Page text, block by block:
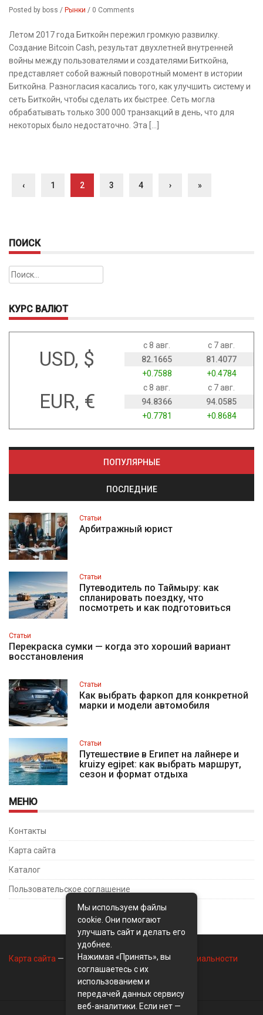
Posted by boss / Рынки / 0 Comments
Летом 2017 года Биткойн пережил громкую развилку.
Создание Bitcoin Cash, результат двухлетней внутренней
войны между пользователями и создателями Биткойна,
представляет собой важный поворотный момент в истории
Биткойна. Разногласия касались того, как улучшить систему и
сеть Биткойн, чтобы сделать их быстрее. Сеть могла
обрабатывать только 300 000 транзакций в день, что для
некоторых было недостаточно. Эта […]
‹ 1 2 3 4 › »
ПОИСК
Найти:
КУРС ВАЛЮТ
USD, $
с 8 авг.
с 7 авг.
82.1665
81.4077
+0.7588
+0.4784
EUR, €
с 8 авг.
с 7 авг.
94.8366
94.0585
+0.7781
+0.8684
ПОПУЛЯРНЫЕ
ПОСЛЕДНИЕ
Статьи
Арбитражный юрист
Статьи
Путеводитель по Таймыру: как
спланировать поездку, что
посмотреть и как подготовиться
Статьи
Перекраска сумки — когда это хороший вариант
восстановления
Статьи
Как выбрать фаркоп для конкретной
марки и модели автомобиля
Статьи
Путешествие в Египет на лайнере и
kruizy egipet: как выбрать маршрут,
сезон и формат отдыха
МЕНЮ
Контакты
Карта сайта
Каталог
Пользовательское соглашение
Карта сайта — Контакты— Политика конфиденциальности
Мы используем файлы
cookie. Они помогают
улучшать сайт и делать его
удобнее.
Нажимая «Принять», вы
соглашаетесь с их
использованием и
передачей данных сервису
веб-аналитики. Если нет —